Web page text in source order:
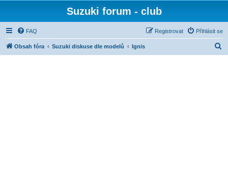
Suzuki forum - club
FAQ Přihlásit se
Registrovat
Obsah fóra Suzuki diskuse dle modelů Ignis